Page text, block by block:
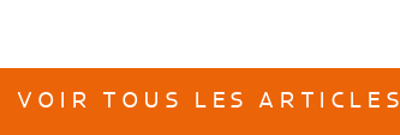
VOIR TOUS LES ARTICLES